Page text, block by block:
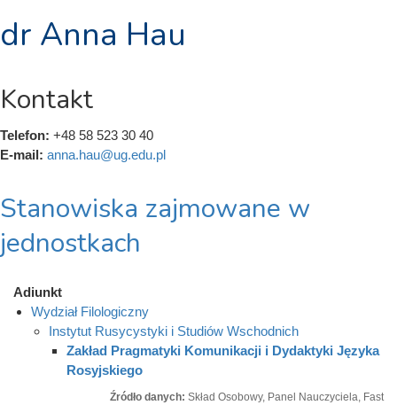
dr Anna Hau
Kontakt
Telefon: +48 58 523 30 40
E-mail: anna.hau@ug.edu.pl
Stanowiska zajmowane w
jednostkach
Adiunkt
Wydział Filologiczny
Instytut Rusycystyki i Studiów Wschodnich
Zakład Pragmatyki Komunikacji i Dydaktyki Języka
Rosyjskiego
Źródło danych: Skład Osobowy, Panel Nauczyciela, Fast